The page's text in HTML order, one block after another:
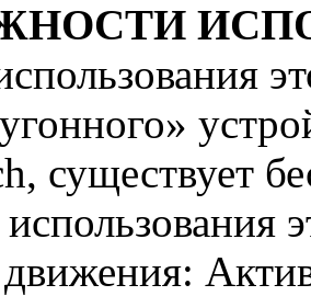
существует